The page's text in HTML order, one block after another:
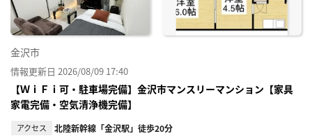
金沢市
情報更新日 2026/08/09 17:40
【ＷｉＦｉ可・駐車場完備】金沢市マンスリーマンション【家具
家電完備・空気清浄機完備】
アクセス 北陸新幹線「金沢駅」徒歩20分